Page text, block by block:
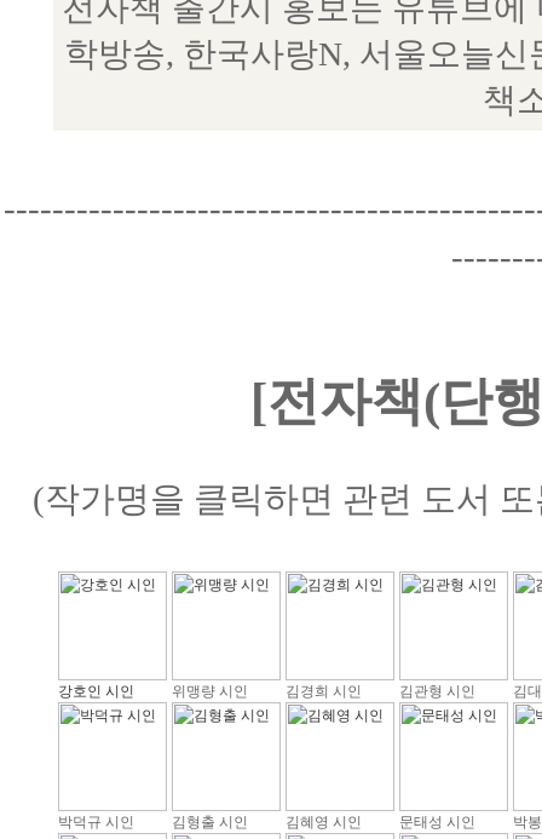
전자책 출간시 홍보는 유튜브
학방송, 한국사랑N, 서울오늘
책
[전자책(단
(작가명을 클릭하면 관련 도서
강호인 시인 위맹량 시인 김경희 시인 김관형 시인 김
박덕규 시인 김형출 시인 김혜영 시인 문태성 시인 박